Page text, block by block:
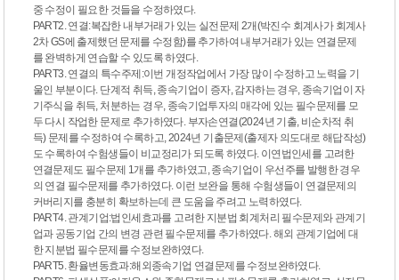
중 수정이 필요한 것들을 수정하였다.
PART2. 연결:복잡한 내부거래가 있는 실전문제 2개(박진수 회계사가 회계사
2차 GS에 출제했던 문제를 수정함)를 추가하여 내부거래가 있는 연결문제
를 완벽하게 연습할 수 있도록 하였다.
PART3. 연결의 특수주제:이번 개정작업에서 가장 많이 수정하고 노력을 기
울인 부분이다. 단계적 취득, 종속기업이 증자, 감자하는 경우, 종속기업이 자
기주식을 취득, 처분하는 경우, 종속기업투자의 매각에 있는 필수문제를 모
두 다시 작업한 문제로 추가하였다. 부자손연결(2024년 기출, 비순차적 취
득) 문제를 수정하여 수록하고, 2024년 기출문제(출제자 의도대로 해답작성)
도 수록하여 수험생들이 비교정리가 되도록 하였다. 이연법인세를 고려한
연결문제도 필수문제 1개를 추가하였고, 종속기업이 우선주를 발행한 경우
의 연결 필수문제를 추가하였다. 이런 보완을 통해 수험생들이 연결문제의
커버리지를 충분히 확보하는데 큰 도움을 주려고 노력하였다.
PART4. 관계기업:법인세효과를 고려한 지분법 회계처리 필수문제와 관계기
업과 공동기업 간의 변경 관련 필수문제를 추가하였다. 해외 관계기업에 대
한 지분법 필수문제를 수정보완하였다.
PART5. 환율변동효과:해외종속기업 연결문제를 수정보완하였다.